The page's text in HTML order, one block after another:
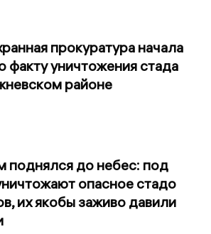
прокуратура начала
факту уничтожения стада
районе
поднялся до небес: под
опасное стадо
их якобы заживо давили